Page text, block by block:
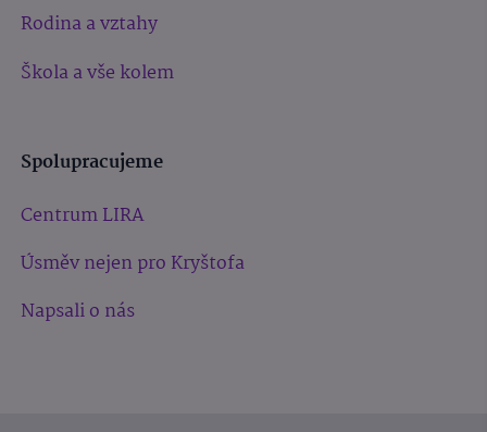
Rodina a vztahy
Škola a vše kolem
Spolupracujeme
Centrum LIRA
Úsměv nejen pro Kryštofa
Napsali o nás